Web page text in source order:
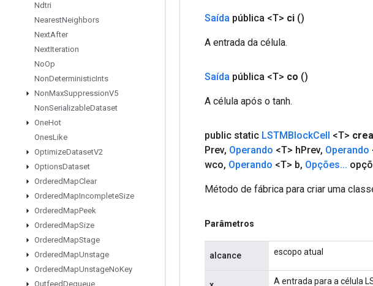
Ndtri
NearestNeighbors
NextAfter
NextIteration
NoOp
NonDeterministicInts
NonMaxSuppressionV5
NonSerializableDataset
OneHot
OnesLike
OptimizeDatasetV2
OptionsDataset
OrderedMapClear
OrderedMapIncompleteSize
OrderedMapPeek
OrderedMapSize
OrderedMapStage
OrderedMapUnstage
OrderedMapUnstageNoKey
OutfeedDequeue
Saída pública <T> ci ()
A entrada da célula.
Saída pública <T> co ()
A célula após o tanh.
public static LSTMBlockCell <T>
Prev, Operando <T> hPrev, Operando
wco, Operando <T> b, Opções...
Método de fábrica para criar uma
Parâmetros
alcance escopo atual
A entrada para a célula